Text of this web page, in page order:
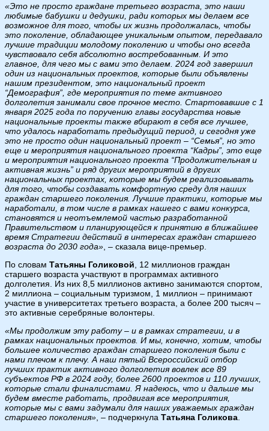
«Это не просто граждане третьего возраста, это наши
любимые бабушки и дедушки, ради которых мы делаем все
возможное для того, чтобы их жизнь продолжалась, чтобы
это поколение, обладающее уникальным опытом, передавало
лучшие традиции молодому поколению и чтобы оно всегда
чувствовало себя абсолютно востребованным. И это
главное, для чего мы с вами это делаем. 2024 год завершил
один из национальных проектов, которые были объявлены
нашим президентом, это национальный проект
“Демография”, где мероприятия по теме активного
долголетия занимали свое прочное место. Стартовавшие с 1
января 2025 года по поручению главы государства новые
национальные проекты также вбирают в себя все лучшее,
что удалось наработать предыдущий период, и сегодня уже
это не просто один национальный проект – “Семья”, но это
еще и мероприятия национального проекта “Кадры”, это еще
и мероприятия национального проекта “Продолжительная и
активная жизнь” и ряд других мероприятий в других
национальных проектах, которые мы будем реализовывать
для того, чтобы создавать комфортную среду для наших
граждан старшего поколения. Лучшие практики, которые мы
наработали, в том числе в рамках нашего с вами конкурса,
становятся и неотъемлемой частью разработанной
Правительством и планирующейся к принятию в ближайшее
время Стратегии действий в интересах граждан старшего
возраста до 2030 года» , – сказала вице-премьер.
По словам Татьяны Голиковой , 12 миллионов граждан
старшего возраста участвуют в программах активного
долголетия. Из них 8,5 миллионов активно занимаются спортом,
2 миллиона – социальным туризмом, 1 миллион – принимают
участие в университетах третьего возраста, а более 200 тысяч –
это активные серебряные волонтеры.
«Мы продолжим эту работу – и в рамках стратегии, и в
рамках национальных проектов. И мы, конечно, хотим, чтобы
большее количество граждан старшего поколения были с
нами плечом к плечу. А наш пятый Всероссийский отбор
лучших практик активного долголетия вовлек все 89
субъектов РФ в 2024 году, более 2600 проектов и 110 лучших,
которые стали финалистами. Я надеюсь, что и дальше мы
будем вместе работать, продвигая все мероприятия,
которые мы с вами задумали для наших уважаемых граждан
старшего поколения» , – подчеркнула Татьяна Голикова